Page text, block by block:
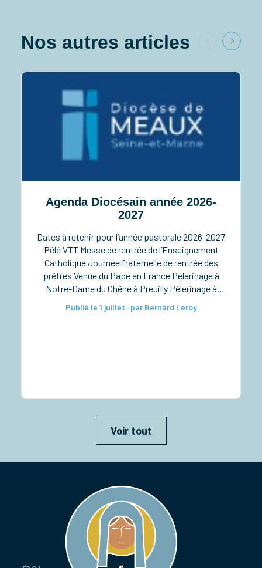
Nos autres articles
Agenda Diocésain année 2026-
2027
Dates à retenir pour l’année pastorale 2026-2027
Pélé VTT Messe de rentrée de l’Enseignement
Catholique Journée fraternelle de rentrée des
prêtres Venue du Pape en France Pèlerinage à
Notre-Dame du Chêne à Preuilly Pèlerinage à
diaconales à la cathédrale Taizé pour les lycéens
Publié le 1 juillet · par Bernard Leroy
Voir tout